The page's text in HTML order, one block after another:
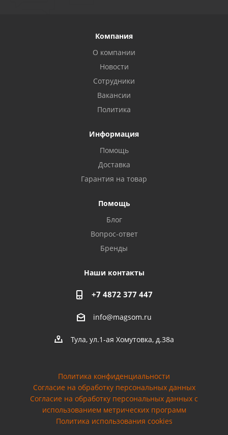
Компания
О компании
Новости
Сотрудники
Вакансии
Политика
Информация
Помощь
Доставка
Гарантия на товар
Помощь
Блог
Вопрос-ответ
Бренды
Наши контакты
+7 4872 377 447
info@magsom.ru
Тула, ул.1-ая Хомутовка, д.38а
Политика конфиденциальности
Согласие на обработку персональных данных
Cогласие на обработку персональных данных с
использованием метрических программ
Политика использования cookies